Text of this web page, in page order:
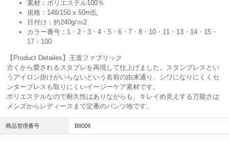
素材：ポリエステル100％
規格：148/150 x 50m乱
目付け：約240g/ｍ2
カラー番号：1・2・3・4・5・6・7・8・10・11・13・14・15・
17・100
【Product Detailes】王道ファブリック
古くから愛されるスタプレを再現して仕上げました。スタンプレスとい
うアイロン掛けがいらないという名前の由来通り、シワになりにくくセ
ンタープレスも取りにくいイージーケア素材です。
ポリエステルなので耐久性はありながらも、キレイめ見えする万能さは
メンズからレディースまで定番のパンツ地です。
商品管理番号 B8008